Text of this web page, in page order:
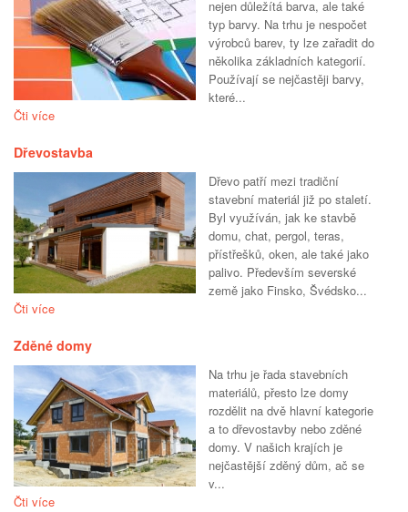
nejen důležítá barva, ale také
typ barvy. Na trhu je nespočet
výrobců barev, ty lze zařadit do
několika základních kategorií.
Používají se nejčastěji barvy,
které...
Čti více
Dřevostavba
Dřevo patří mezi tradiční
stavební materiál již po staletí.
Byl využíván, jak ke stavbě
domu, chat, pergol, teras,
přístřešků, oken, ale také jako
palivo. Především severské
země jako Finsko, Švédsko...
Čti více
Zděné domy
Na trhu je řada stavebních
materiálů, přesto lze domy
rozdělit na dvě hlavní kategorie
a to dřevostavby nebo zděné
domy. V našich krajích je
nejčastější zděný dům, ač se
v...
Čti více